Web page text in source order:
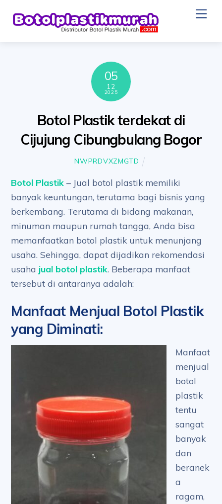
05
12
2025
Botol Plastik terdekat di
Cijujung Cibungbulang Bogor
NWPRDVXZMGTD
Botol Plastik – Jual botol plastik memiliki
banyak keuntungan, terutama bagi bisnis yang
berkembang. Terutama di bidang makanan,
minuman maupun rumah tangga, Anda bisa
memanfaatkan botol plastik untuk menunjang
usaha. Sehingga, dapat dijadikan rekomendasi
usaha jual botol plastik. Beberapa manfaat
tersebut di antaranya adalah:
Manfaat Menjual Botol Plastik
yang Diminati:
Manfaat
menjual
botol
plastik
tentu
sangat
banyak
dan
beranek
a
ragam,